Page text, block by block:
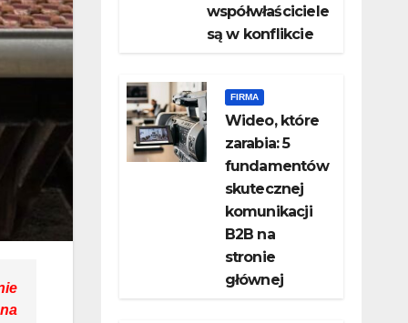
współwłaściciele
są w konflikcie
FIRMA
Wideo, które
zarabia: 5
fundamentów
skutecznej
komunikacji
B2B na
stronie
głównej